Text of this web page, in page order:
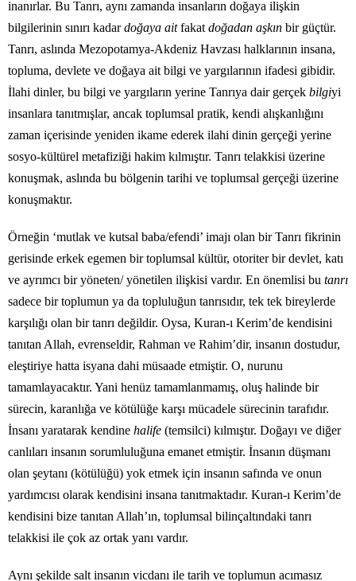
inanırlar. Bu Tanrı, aynı zamanda insanların doğaya ilişkin
bilgilerinin sınırı kadardoğaya aitfakat doğadan aşkın bir güçtür.
Tanrı, aslında Mezopotamya-Akdeniz Havzası halklarının insana,
topluma, devlete ve doğaya ait bilgi ve yargılarının ifadesi gibidir.
İlahi dinler, bu bilgi ve yargıların yerine Tanrıya dair gerçek bilgiyi
insanlara tanıtmışlar, ancak toplumsal pratik, kendi alışkanlığını
zaman içerisinde yeniden ikame ederek ilahi dinin gerçeği yerine
sosyo-kültürel metafiziği hakim kılmıştır. Tanrı telakkisi üzerine
konuşmak, aslında bu bölgenin tarihi ve toplumsal gerçeği üzerine
konuşmaktır.
Örneğin ‘mutlak ve kutsal baba/efendi’ imajı olan bir Tanrı fikrinin
gerisinde erkek egemen bir toplumsal kültür, otoriter bir devlet, katı
ve ayrımcı bir yöneten/ yönetilen ilişkisi vardır. En önemlisi bu tanrı
sadece bir toplumun ya da topluluğun tanrısıdır, tek tek bireylerde
karşılığı olan bir tanrı değildir. Oysa, Kuran-ı Kerim’de kendisini
tanıtan Allah, evrenseldir, Rahman ve Rahim’dir, insanın dostudur,
eleştiriye hatta isyana dahi müsaade etmiştir. O, nurunu
tamamlayacaktır. Yani henüz tamamlanmamış, oluş halinde bir
sürecin, karanlığa ve kötülüğe karşı mücadele sürecinin tarafıdır.
İnsanı yaratarak kendine halife (temsilci) kılmıştır. Doğayı ve diğer
canlıları insanın sorumluluğuna emanet etmiştir. İnsanın düşmanı
olan şeytanı (kötülüğü) yok etmek için insanın safında ve onun
yardımcısı olarak kendisini insana tanıtmaktadır. Kuran-ı Kerim’de
kendisini bize tanıtan Allah’ın, toplumsal bilinçaltındaki tanrı
telakkisi ile çok az ortak yanı vardır.
Aynı şekilde salt insanın vicdanı ile tarih ve toplumun acımasız